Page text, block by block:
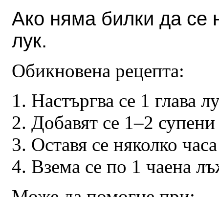
Ако няма билки да се
лук.
Обикновена рецепта:
Настъргва се 1 глава
Добавят се 1–2
Оставя се няколко
Взема се по 1 чаена